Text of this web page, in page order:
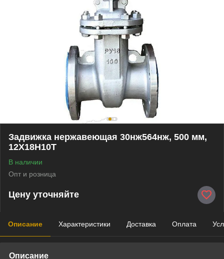
Задвижка нержавеющая 30нж564нж, 500 мм,
12Х18Н10Т
В наличии
Опт и розница
Цену уточняйте
Описание Характеристики Доставка Оплата
Описание